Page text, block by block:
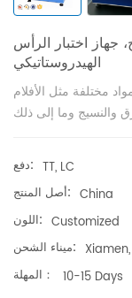
اختبار الرأس
الهيدروستاتيكي
مختلفة مثل الأفلام
دفع: TT, LC
أصل المنتج: China
اللون: Customized
ميناء الشحن:
المهلة：
10-15 Days